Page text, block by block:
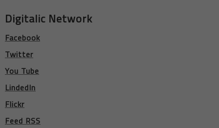
Digitalic Network
Facebook
Twitter
You Tube
LindedIn
Flickr
Feed RSS